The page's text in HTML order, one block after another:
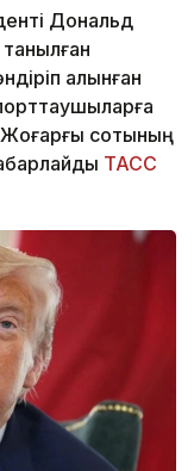
Дональд
танылған
алынған
Жоғарғы сотының
ТАСС